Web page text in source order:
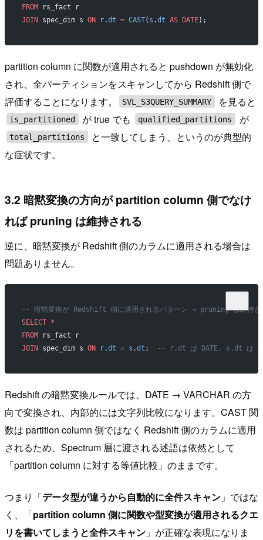
FROM rs_fact r
JOIN spec_dim s ON r.dt = CAST( s .dt AS DATE);
partition column に関数が適用されると pushdown が無効化
され、全パーティションをスキャンしてから Redshift 側で
評価することになります。
SVL_S3QUERY_SUMMARY を見ると
is_partitioned が true でも qualified_partitions が
total_partitions
と一致してしまう、というのが典型的
な症状です。
3.2 暗黙変換の方向が partition column 側でなけ
れば pruning は維持される
逆に、暗黙変換が Redshift 側のカラムに適用される場合は
問題ありません。
-- 暗黙変換が Redshift 側に適用されるパターン → pruning は維持さ
SELECT *
FROM rs_fact r
JOIN spec_dim s ON r.dt = s .dt ; -- r.dt は DATE, s.dt は
Redshift の暗黙変換ルールでは、DATE → VARCHAR の方
向で変換され、内部的には文字列比較になります。CAST 関
数は partition column 側ではなく Redshift 側のカラムに適用
されるため、Spectrum 層に渡される述語は依然として
「partition column に対する等値比較」のままです。
つまり「データ型が違うから自動的に全件スキャン 」ではな
く、「partition column 側に関数や型変換が適用されるクエ
リを書いてしまうと全件スキャン 」が正確な表現になりま